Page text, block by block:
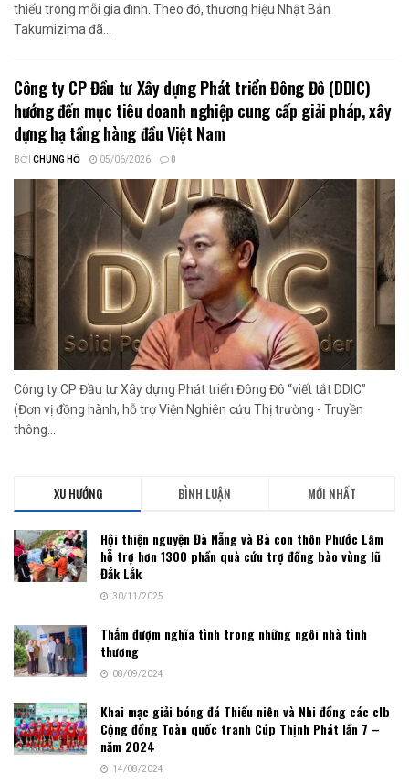
thiếu trong mỗi gia đình. Theo đó, thương hiệu Nhật Bản
Takumizima đã...
Công ty CP Đầu tư Xây dựng Phát triển Đông Đô (DDIC)
hướng đến mục tiêu doanh nghiệp cung cấp giải pháp, xây
dựng hạ tầng hàng đầu Việt Nam
BỞI CHUNG HỒ 05/06/2026 0
Công ty CP Đầu tư Xây dựng Phát triển Đông Đô “viết tắt DDIC”
(Đơn vị đồng hành, hỗ trợ Viện Nghiên cứu Thị trường - Truyền
thông...
XU HƯỚNG BÌNH LUẬN MỚI NHẤT
Hội thiện nguyện Đà Nẵng và Bà con thôn Phước Lâm
hỗ trợ hơn 1300 phần quà cứu trợ đồng bào vùng lũ
Đắk Lắk
30/11/2025
Thắm đượm nghĩa tình trong những ngôi nhà tình
thương
08/09/2024
Khai mạc giải bóng đá Thiếu niên và Nhi đồng các clb
Cộng đồng Toàn quốc tranh Cúp Thịnh Phát lần 7 –
năm 2024
14/08/2024